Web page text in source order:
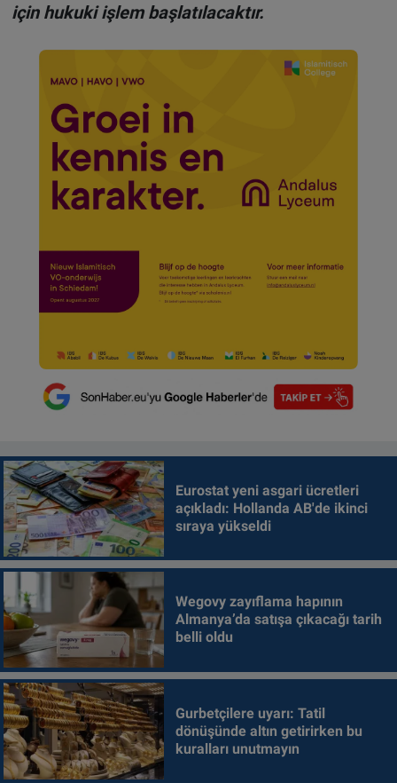
için hukuki işlem başlatılacaktır.
Eurostat yeni asgari ücretleri
açıkladı: Hollanda AB'de ikinci
sıraya yükseldi
Wegovy zayıflama hapının
Almanya’da satışa çıkacağı tarih
belli oldu
Gurbetçilere uyarı: Tatil
dönüşünde altın getirirken bu
kuralları unutmayın